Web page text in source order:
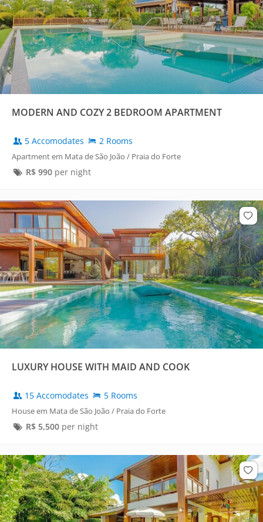
MODERN AND COZY 2 BEDROOM APARTMENT
5 Accomodates 2 Rooms
Apartment em Mata de São João / Praia do Forte
R$ 990per night
LUXURY HOUSE WITH MAID AND COOK
15 Accomodates 5 Rooms
House em Mata de São João / Praia do Forte
R$ 5,500per night